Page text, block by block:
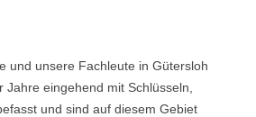
und unsere Fachleute in Gütersloh
eingehend mit Schlüsseln,
und sind auf diesem Gebiet